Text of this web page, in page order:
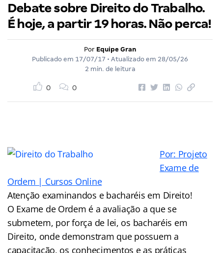
Debate sobre Direito do Trabalho.
É hoje, a partir 19 horas. Não perca!
Por Equipe Gran
Publicado em 17/07/17 • Atualizado em 28/05/26
2 min. de leitura
0 0
Por: Projeto
Exame de
Ordem | Cursos Online
Atenção examinandos e bacharéis em Direito!
O Exame de Ordem é a avaliação a que se
submetem, por força de lei, os bacharéis em
Direito, onde demonstram que possuem a
capacitação, os conhecimentos e as práticas